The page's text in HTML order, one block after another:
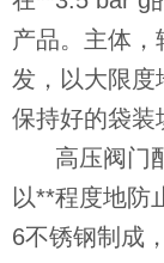
产品。主体
发，以大限
保持好的袋装
高压阀门配
以**程度地防
6不锈钢制成